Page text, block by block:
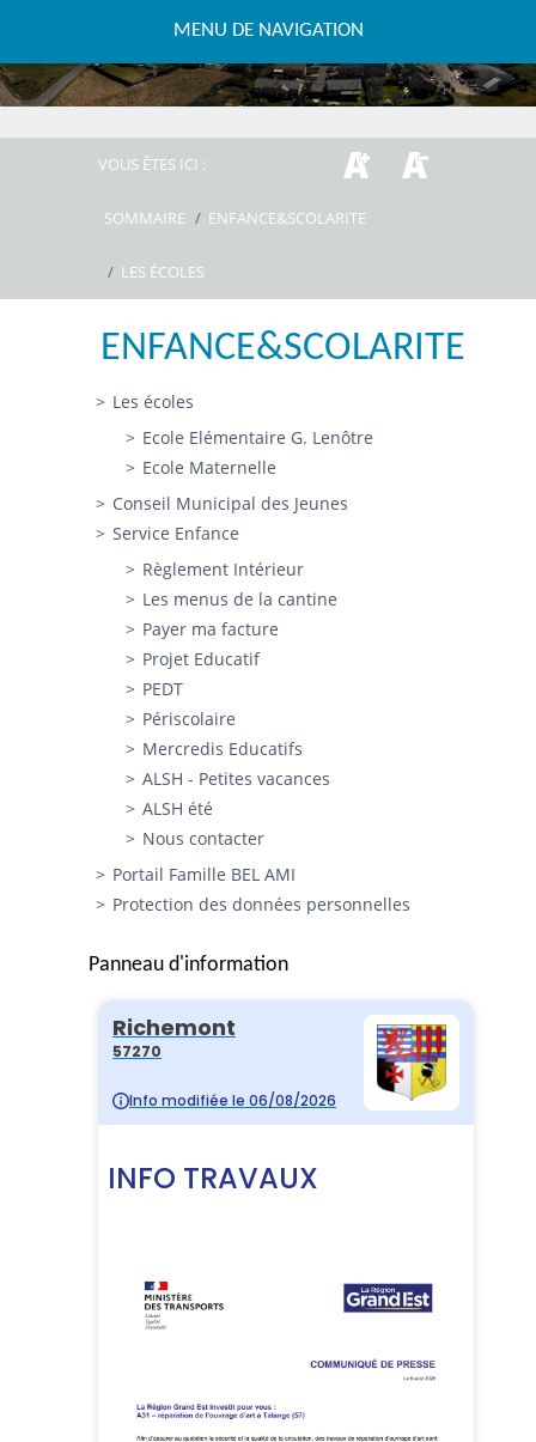
MENU DE NAVIGATION
VOUS ÊTES ICI :
SOMMAIRE / ENFANCE&SCOLARITE
/ LES ÉCOLES
ENFANCE&SCOLARITE
Les écoles
Ecole Elémentaire G. Lenôtre
Ecole Maternelle
Conseil Municipal des Jeunes
Service Enfance
Règlement Intérieur
Les menus de la cantine
Payer ma facture
Projet Educatif
PEDT
Périscolaire
Mercredis Educatifs
ALSH - Petites vacances
ALSH été
Nous contacter
Portail Famille BEL AMI
Protection des données personnelles
Panneau d'information